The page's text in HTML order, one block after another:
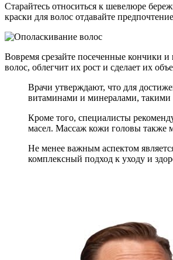
Старайтесь относиться к шевелюре
краски для волос отдавайте
Вовремя срезайте посеченные кончики и
волос, облегчит их рост и сделает их
Врачи утверждают, что для
витаминами и минералами,
Кроме того, специалисты
масел. Массаж кожи головы также
Не менее важным аспектом
комплексный подход к уходу и